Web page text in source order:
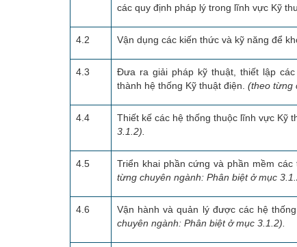
các quy định pháp lý trong lĩnh vực Kỹ
4.2 Vận dụng các kiến thức và kỹ năng để
4.3
Đưa ra giải pháp kỹ thuật, thiết lập
thành hệ thống Kỹ thuật điện. (theo từng
4.4 Thiết kế các hệ thống thuộc lĩnh vực Kỹ
3.1.2).
4.5 Triển khai phần cứng và phần mềm
từng chuyên ngành: Phân biệt ở mục
4.6 Vận hành và quản lý được các hệ
chuyên ngành: Phân biệt ở mục 3.1.2).